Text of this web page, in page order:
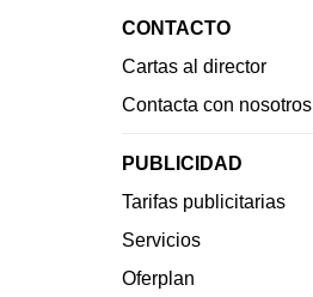
CONTACTO
Cartas al director
Contacta con nosotros
PUBLICIDAD
Tarifas publicitarias
Servicios
Oferplan